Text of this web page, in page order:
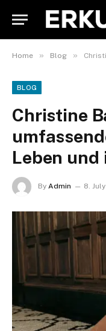
Home » Blog »
BLOG
Christine
Leben
By Admin 8.